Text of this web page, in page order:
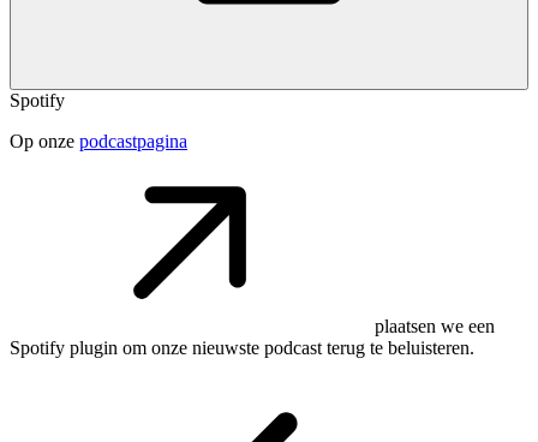
Spotify
Op onze podcastpagina
plaatsen we een
Spotify plugin om onze nieuwste podcast terug te beluisteren.